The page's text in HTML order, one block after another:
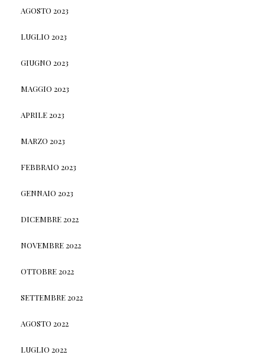
AGOSTO 2023
LUGLIO 2023
GIUGNO 2023
MAGGIO 2023
APRILE 2023
MARZO 2023
FEBBRAIO 2023
GENNAIO 2023
DICEMBRE 2022
NOVEMBRE 2022
OTTOBRE 2022
SETTEMBRE 2022
AGOSTO 2022
LUGLIO 2022